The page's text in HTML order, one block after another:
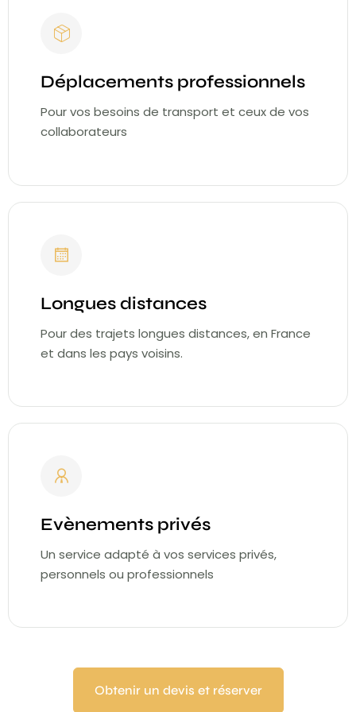
Déplacements professionnels
Pour vos besoins de transport et ceux de vos
collaborateurs
Longues distances
Pour des trajets longues distances, en France
et dans les pays voisins.
Evènements privés
Un service adapté à vos services privés,
personnels ou professionnels
Obtenir un devis et réserver